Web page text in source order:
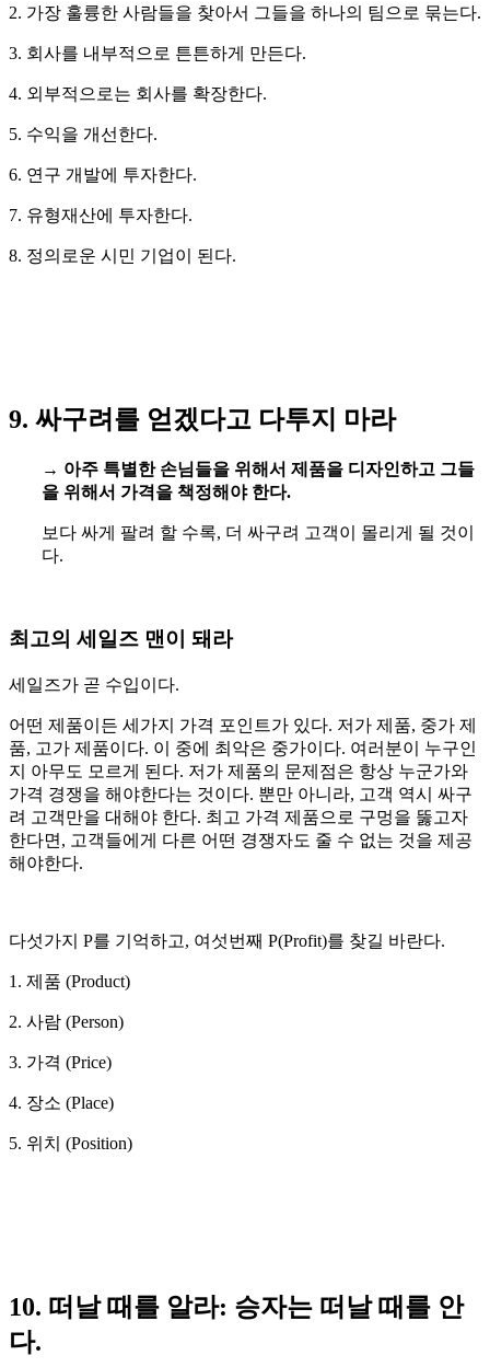
2. 가장 훌륭한 사람들을 찾아서 그들을 하나의 팀으로 묶는다.
3. 회사를 내부적으로 튼튼하게 만든다.
4. 외부적으로는 회사를 확장한다.
5. 수익을 개선한다.
6. 연구 개발에 투자한다.
7. 유형재산에 투자한다.
8. 정의로운 시민 기업이 된다.
9. 싸구려를 얻겠다고 다투지 마라
→ 아주 특별한 손님들을 위해서 제품을 디자인하고 그들
을 위해서 가격을 책정해야 한다.
보다 싸게 팔려 할 수록, 더 싸구려 고객이 몰리게 될 것이
다.
최고의 세일즈 맨이 돼라
세일즈가 곧 수입이다.
어떤 제품이든 세가지 가격 포인트가 있다. 저가 제품, 중가 제
품, 고가 제품이다. 이 중에 최악은 중가이다. 여러분이 누구인
지 아무도 모르게 된다. 저가 제품의 문제점은 항상 누군가와
가격 경쟁을 해야한다는 것이다. 뿐만 아니라, 고객 역시 싸구
려 고객만을 대해야 한다. 최고 가격 제품으로 구멍을 뚫고자
한다면, 고객들에게 다른 어떤 경쟁자도 줄 수 없는 것을 제공
해야한다.
다섯가지 P를 기억하고, 여섯번째 P(Profit)를 찾길 바란다.
1. 제품 (Product)
2. 사람 (Person)
3. 가격 (Price)
4. 장소 (Place)
5. 위치 (Position)
10. 떠날 때를 알라: 승자는 떠날 때를 안
다.